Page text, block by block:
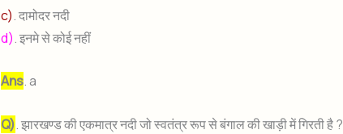
c). दामोदर नदी
d). इनमे से कोई नहीं
Ans. a
Q). झारखण्ड की एकमात्र नदी जो स्वतंत्र रूप से बंगाल की खाड़ी में गिरती है ?